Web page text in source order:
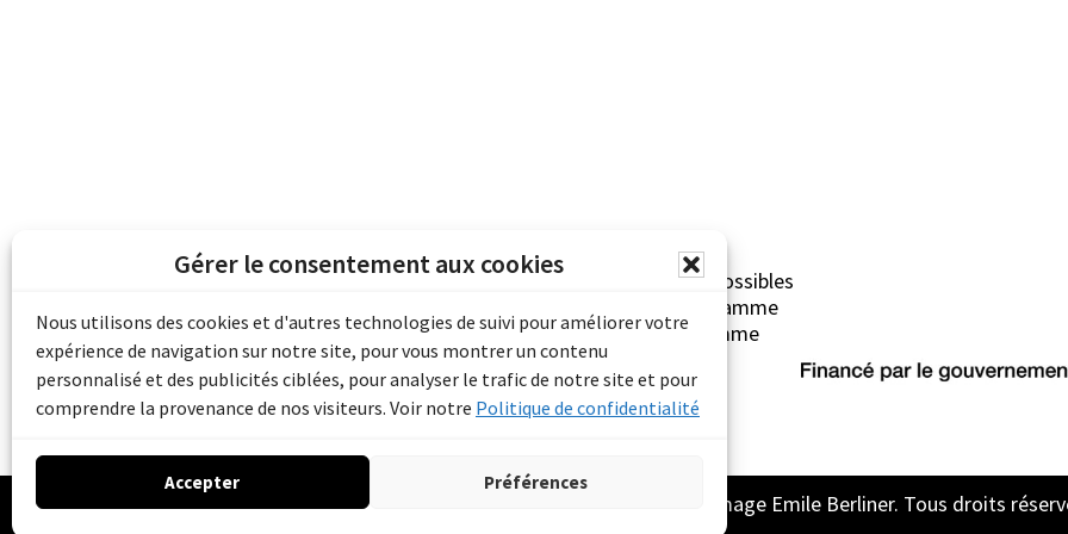
Gérer le consentement aux cookies
Nous utilisons des cookies et d'autres technologies de suivi pour améliorer votre
expérience de navigation sur notre site, pour vous montrer un contenu
personnalisé et des publicités ciblées, pour analyser le trafic de notre site et pour
comprendre la provenance de nos visiteurs. Voir notre Politique de confidentialité
Accepter Préférences
Les archives du son et de l'image d'Emile Berliner sont rendues possibles
grâce au financement de Bibliothèque et Archives Canada (Programme
pour les collectivités du patrimoine documentaire) et du Programme
d'aide aux musées (Accès numérique au patrimoine).
© 2026 Archive son et image Emile Berliner. Tous droits